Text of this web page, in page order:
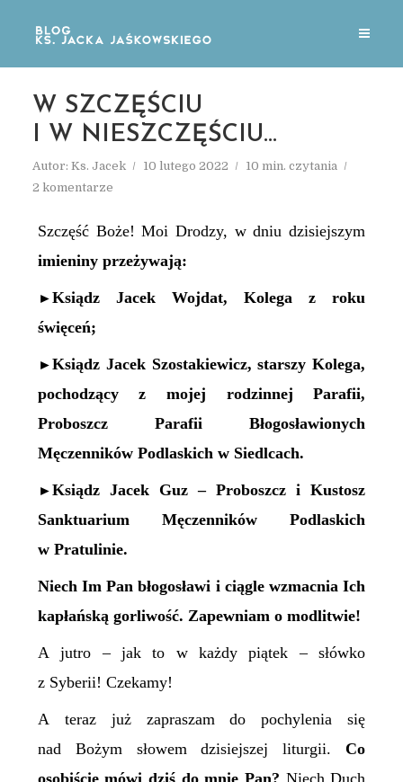
W SZCZĘŚCIU
I W NIESZCZĘŚCIU…
Autor: Ks. Jacek 10 lutego 2022
10 min. czytania
2 komentarze
Szczęść Boże! Moi Drodzy, w dniu dzisiejszym
imieniny przeżywają:
►Ksiądz Jacek Wojdat, Kolega z roku
święceń;
►Ksiądz Jacek Szostakiewicz, starszy Kolega,
pochodzący z mojej rodzinnej Parafii,
Proboszcz Parafii Błogosławionych
Męczenników Podlaskich w Siedlcach.
►Ksiądz Jacek Guz – Proboszcz i Kustosz
Sanktuarium Męczenników Podlaskich
w Pratulinie.
Niech Im Pan błogosławi i ciągle wzmacnia Ich
kapłańską gorliwość. Zapewniam o modlitwie!
A jutro – jak to w każdy piątek – słówko
z Syberii! Czekamy!
A teraz już zapraszam do pochylenia się
nad Bożym słowem dzisiejszej liturgii.Co
osobiście mówi dziś do mnie Pan? Niech Duch